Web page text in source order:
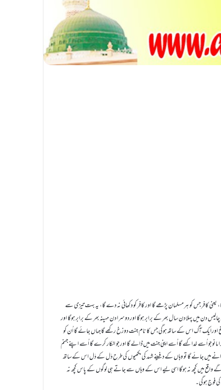
کافر جس کو ہر مسلمان پڑھے گا اور کافر کو دکھائی نہ دے گا، یہ بہت تیزی سے
دن میں حرمین شریفین ( 1) کے سوا تمام رُوئے زمین کا گشت کرے گا، (2 ) اس چالیس دن میں پہلا دن سال بھر کے برابر ہوگا اور دوسرا دن مہینہ بھر کے برابر ہوگا اور
اورایک آگ اس کے ساتھ ہوگی جس کا نام جنت دوزخ رکھے گا جہاں جائے گا اُن کو
جو اُسے خدا کہے گا اُسے اپنی جنت میں ڈالے گا اور جو انکار کرے گا اُسے اپنے جہنم
میں جائے گا تو وہاں کے دفینے شہد کی مکھیوں کی طرح دَل کے دَل اس کے ساتھ
میں کچھ نہ ہوگا اسی لیے اس کے وہاں سے جاتے ہی لوگوں کے پاس کچھ نہ
فوج ہوگی۔